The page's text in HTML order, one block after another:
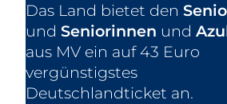
Das Land bietet den
und Seniorinnen und
aus MV ein auf 43 Euro
vergünstigstes
Deutschlandticket an.